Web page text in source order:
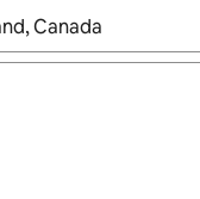
olduğunda